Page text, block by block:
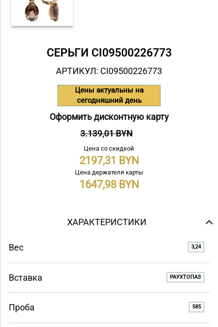
СЕРЬГИ СI09500226773
АРТИКУЛ: СI09500226773
Цены актуальны на
сегодняшний день
Оформить дисконтную карту
3.139,01 BYN
Цена со скидкой
2197,31
Цена держателя карты
1647,98
ХАРАКТЕРИСТИКИ
Вес 3,24
Вставка РАУХТОПАЗ
Проба 585